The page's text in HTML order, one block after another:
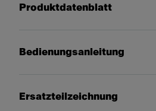
Produktdatenblatt
Bedienungsanleitung
Ersatzteilzeichnung